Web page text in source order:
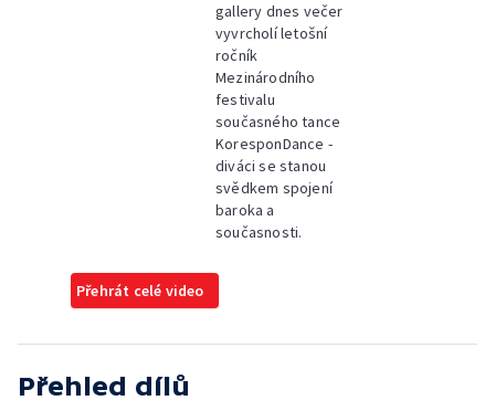
gallery dnes večer
vyvrcholí letošní
ročník
Mezinárodního
festivalu
současného tance
KoresponDance -
diváci se stanou
svědkem spojení
baroka a
současnosti.
Přehrát celé video
Přehled dílů